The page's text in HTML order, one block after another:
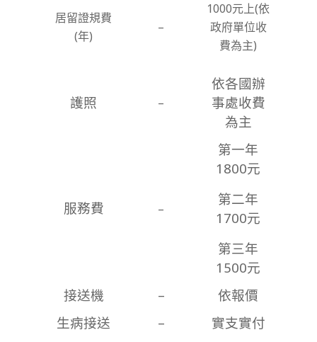
居留證規費
(年)
–
1000元上(依
政府單位收
費為主)
護照 –
依各國辦
事處收費
為主
服務費 –
第一年
1800元
第二年
1700元
第三年
1500元
接送機
–
依報價
生病接送
– 實支實付